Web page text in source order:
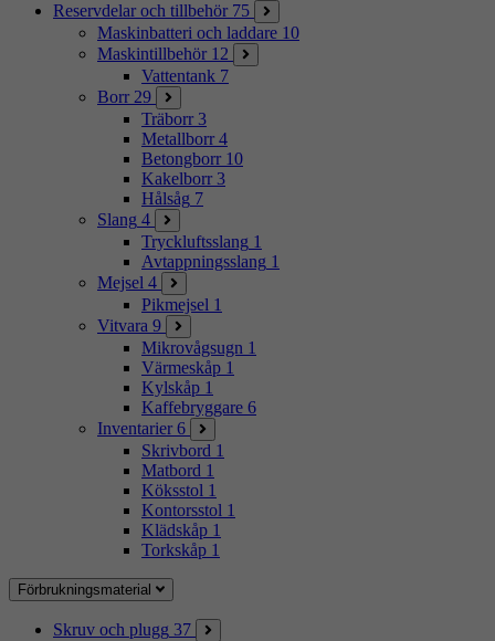
Reservdelar och tillbehör 75
Maskinbatteri och laddare 10
Maskintillbehör 12
Vattentank 7
Borr 29
Träborr 3
Metallborr 4
Betongborr 10
Kakelborr 3
Hålsåg 7
Slang 4
Tryckluftsslang 1
Avtappningsslang 1
Mejsel 4
Pikmejsel 1
Vitvara 9
Mikrovågsugn 1
Värmeskåp 1
Kylskåp 1
Kaffebryggare 6
Inventarier 6
Skrivbord 1
Matbord 1
Köksstol 1
Kontorsstol 1
Klädskåp 1
Torkskåp 1
Förbrukningsmaterial
Skruv och plugg 37